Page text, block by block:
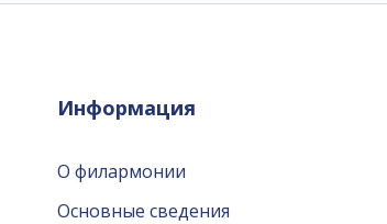
Информация
О филармонии
Основные сведения